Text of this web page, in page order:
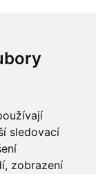
sledovací
zobrazení
firmě